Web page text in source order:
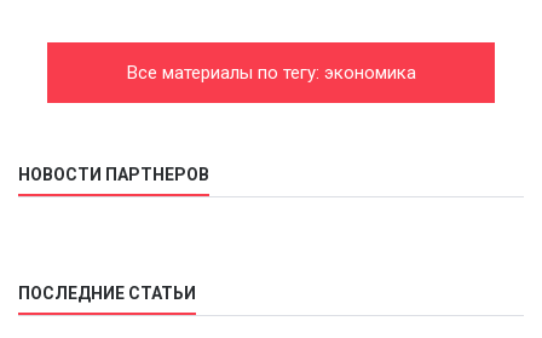
Все материалы по тегу: экономика
НОВОСТИ ПАРТНЕРОВ
ПОСЛЕДНИЕ СТАТЬИ